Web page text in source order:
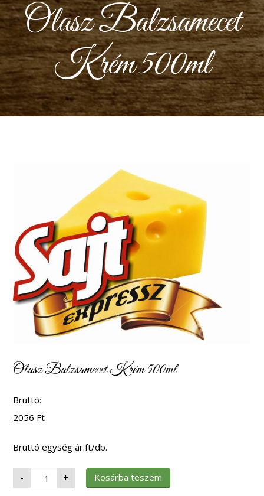
Olasz Balzsamecet
Krém 500ml
Olasz Balzsamecet Krém 500ml
Bruttó:
2056 Ft
Bruttó egység ár:ft/db.
- Olasz
Balzsamecet
Krém
+ Kosárba teszem